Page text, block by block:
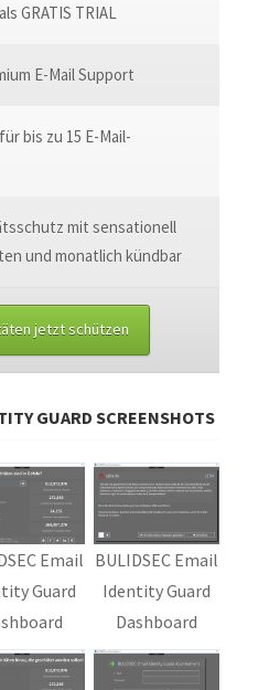
GRATIS TRIAL
E-Mail Support
bis zu 15 E-Mail-
mit sensationell
und monatlich kündbar
jetzt schützen
GUARD SCREENSHOTS
Email
Guard
BULIDSEC Email
Identity Guard
Dashboard